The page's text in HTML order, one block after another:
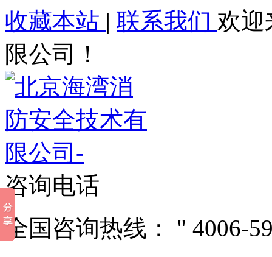
收藏本站 | 联系我们 欢迎
限公司！
咨询电话
全国咨询热线：
4006-